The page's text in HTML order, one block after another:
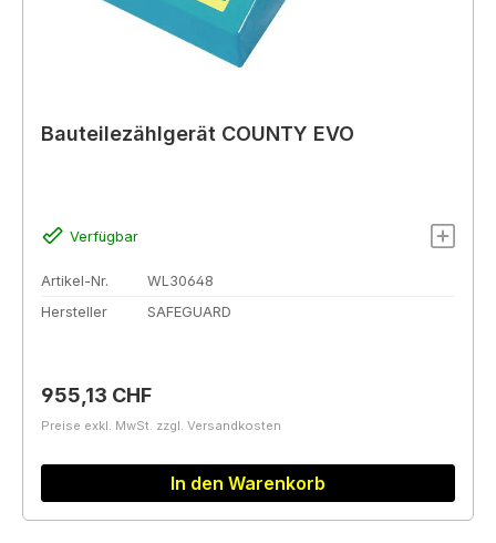
Bauteilezählgerät COUNTY EVO
Verfügbar
Artikel-Nr.
WL30648
Hersteller
SAFEGUARD
Regulärer Preis:
955,13 CHF
Preise exkl. MwSt. zzgl. Versandkosten
In den Warenkorb